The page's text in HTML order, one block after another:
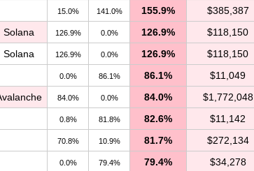
15.0% 141.0% 155.9% $385,387
Solana 126.9% 0.0% 126.9% $118,150
Solana 126.9% 0.0% 126.9% $118,150
0.0% 86.1% 86.1% $11,049
84.0% 0.0% 84.0% $1,772,048
0.8% 81.8% 82.6% $11,142
70.8% 10.9% 81.7% $272,134
0.0% 79.4% 79.4% $34,278